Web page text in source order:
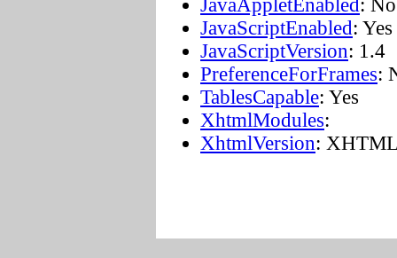
JavaAppletEnabled: No
JavaScriptEnabled: Yes
JavaScriptVersion: 1.4
PreferenceForFrames:
TablesCapable: Yes
XhtmlModules:
XhtmlVersion: